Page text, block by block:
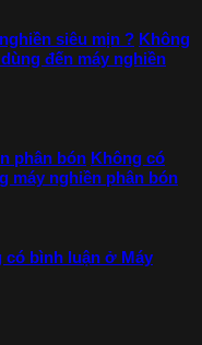
siêu mịn ? Không
đến máy nghiền
phân bón Không có
máy nghiền phân bón
có bình luận ở Máy